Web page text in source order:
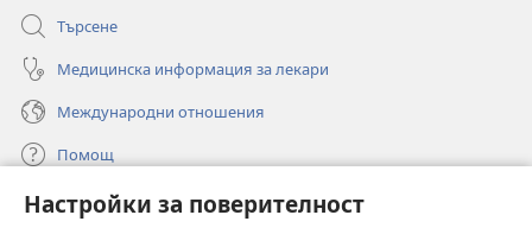
Настройки за поверителност
Търсене
Медицинска информация за лекари
Международни отношения
Помощ
Дарения